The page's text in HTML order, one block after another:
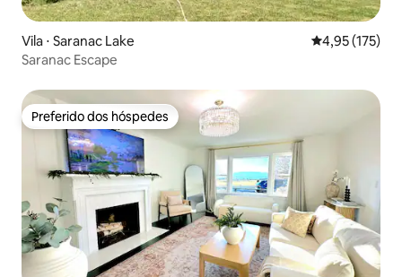
Vila ⋅ Saranac Lake 4,95 de uma
4,95 (175)
Saranac Escape
Preferido dos hóspedes
Preferido dos hóspedes